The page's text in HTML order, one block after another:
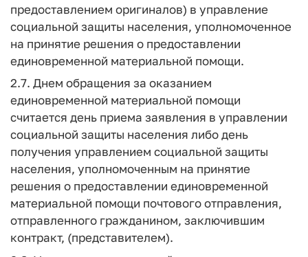
предоставлением оригиналов) в управление
социальной защиты населения, уполномоченное
на принятие решения о предоставлении
единовременной материальной помощи.
2.7. Днем обращения за оказанием
единовременной материальной помощи
считается день приема заявления в управлении
социальной защиты населения либо день
получения управлением социальной защиты
населения, уполномоченным на принятие
решения о предоставлении единовременной
материальной помощи почтового отправления,
отправленного гражданином, заключившим
контракт, (представителем).